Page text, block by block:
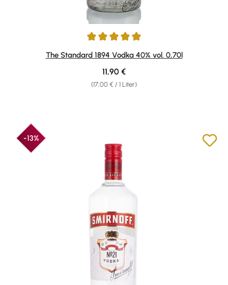
Durchschnittliche Bewertung von 5 von 5 Sternen
The Standard 1894 Vodka 40% vol. 0,70l
(17,00 € / 1 Liter)
Regulärer Preis:
11,90 €
-13%